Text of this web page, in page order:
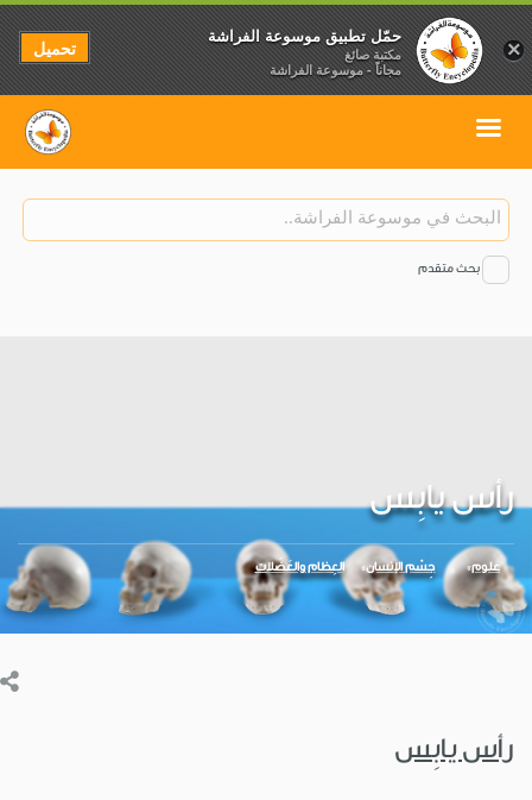
بحث متقدم
رأس يابِس
علوم جِسْم الإنسان العِظام والعَضَلات
رأس يابِس
×
حمّل تطبيق موسوعة الفراشة
مكتبة صائغ
مجاناً - موسوعة الفراشة
تحميل